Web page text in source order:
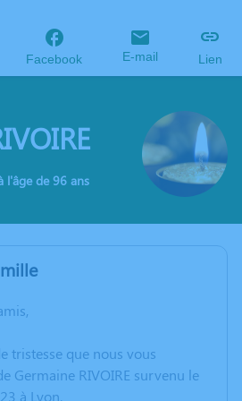
Facebook E-mail Lien
l'âge de 96 ans
tristesse que nous vous
Germaine RIVOIRE survenu le
à Lyon.